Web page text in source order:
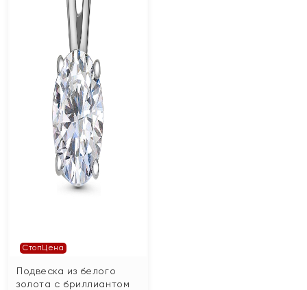
СтопЦена
Подвеска из белого
золота с бриллиантом